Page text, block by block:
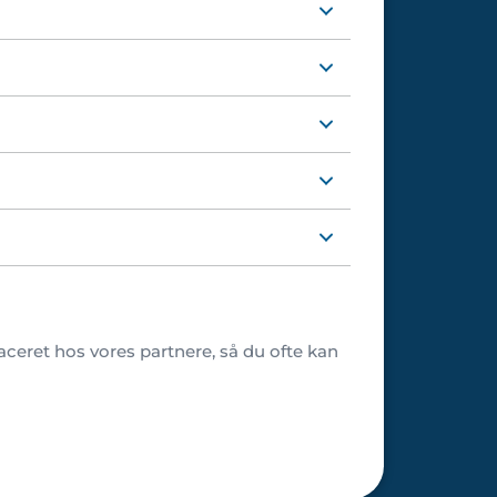
hos vores partnere, så du ofte kan